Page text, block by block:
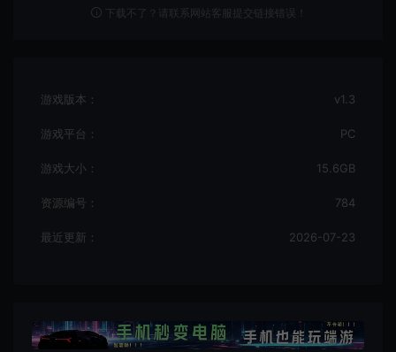
下载不了？请联系网站客服提交链接错误！
游戏版本： v1.3
游戏平台： PC
游戏大小： 15.6GB
资源编号： 784
最近更新： 2026-07-23